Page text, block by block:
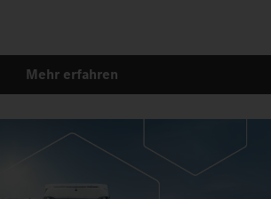
Mehr erfahren